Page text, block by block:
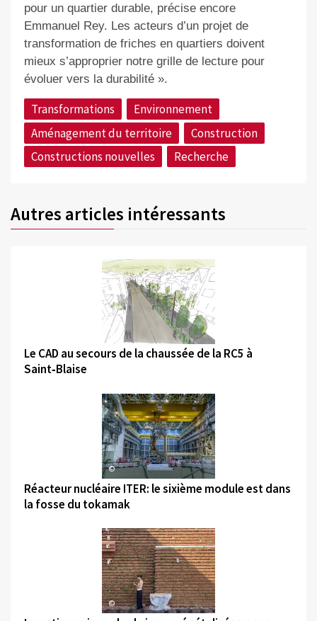
pour un quartier durable, précise encore
Emmanuel Rey. Les acteurs d’un projet de
transformation de friches en quartiers doivent
mieux s’approprier notre grille de lecture pour
évoluer vers la durabilité ».
Transformations
Environnement
Aménagement du territoire
Construction
Constructions nouvelles
Recherche
Autres articles intéressants
©
Le CAD au secours de la chaussée de la RC5 à
Saint‑Blaise
©
Réacteur nucléaire ITER: le sixième module est dans
la fosse du tokamak
©